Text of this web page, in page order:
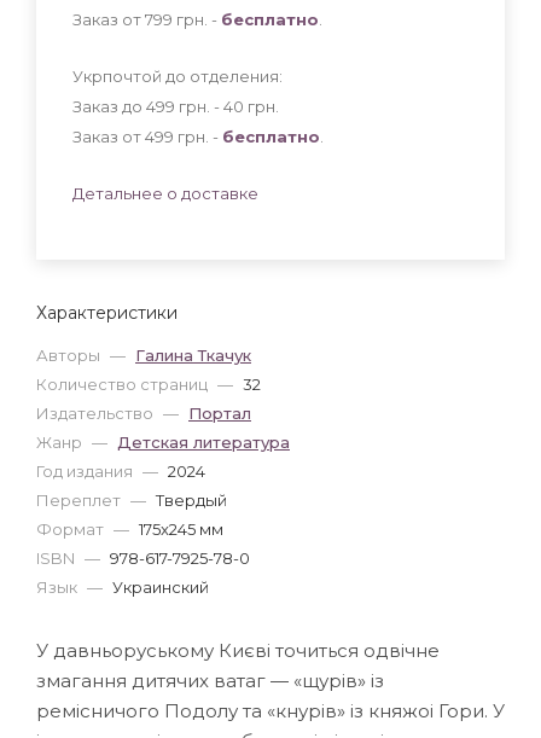
Характеристики
Авторы — Галина Ткачук
Количество страниц — 32
Издательство — Портал
Жанр — Детская литература
Год издания — 2024
Переплет — Твердый
Формат — 175x245 мм
ISBN — 978-617-7925-78-0
Язык — Украинский
Заказ от 799 грн. - бесплатно
Укрпочтой до отделения:
Заказ до 499 грн. - 40 грн
Заказ от 499 грн. - бесплатно
Детальнее о доставке
У давньоруському Києві точиться одвічне
змагання дитячих ватаг — «щурів» із
ремісничого Подолу та «кнурів» із княжоі Гори. У